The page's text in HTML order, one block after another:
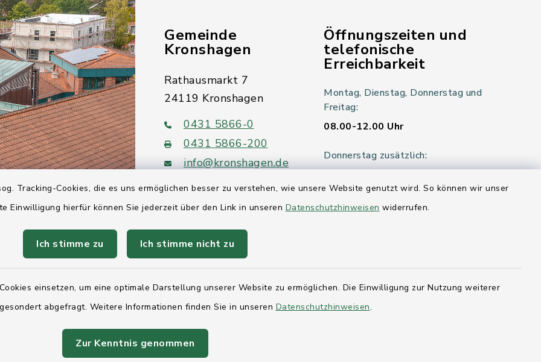
Tracking-Cookies, die es uns ermöglichen besser zu verstehen, wie unsere Website genutzt wird. So können wir unser
Einwilligung hierfür können Sie jederzeit über den Link in unseren Datenschutzhinweisen widerrufen.
Ich stimme zu Ich stimme nicht zu
einsetzen, um eine optimale Darstellung unserer Website zu ermöglichen. Die Einwilligung zur Nutzung weiterer
abgefragt. Weitere Informationen finden Sie in unseren Datenschutzhinweisen.
Zur Kenntnis genommen
Gemeinde
Kronshagen
Rathausmarkt 7
24119 Kronshagen
0431 5866-0
0431 5866-200
info@kronshagen.de
Öffnungszeiten und
telefonische
Erreichbarkeit
Montag, Dienstag, Donnerstag und
Freitag:
08.00-12.00 Uhr
Donnerstag zusätzlich:
Mittwoch:
Quicklinks
Landesregierung Schleswig-
Kreis Rendsburg-Eckernförde